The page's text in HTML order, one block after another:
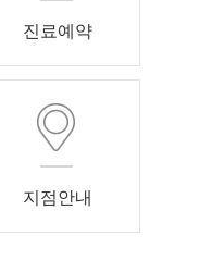
진료예약
지점안내